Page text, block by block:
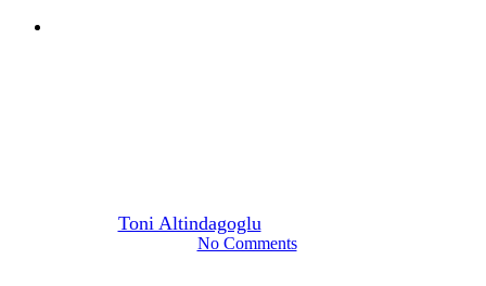
Toni Altindagoglu
No Comments